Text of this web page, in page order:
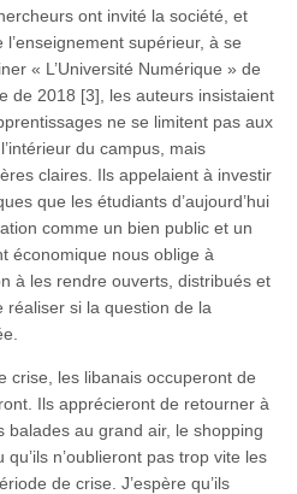
ont invité la société, et
supérieur, à se
« L’Université Numérique » de
de 2018 [3], les auteurs insistaient
ne se limitent pas aux
du campus, mais
claires. Ils appelaient à investir
que les étudiants d’aujourd’hui
comme un bien public et un
économique nous oblige à
à les rendre ouverts, distribués et
si la question de la
crise, les libanais occuperont de
Ils apprécieront de retourner à
balades au grand air, le shopping
n’oublieront pas trop vite les
de crise. J’espère qu’ils